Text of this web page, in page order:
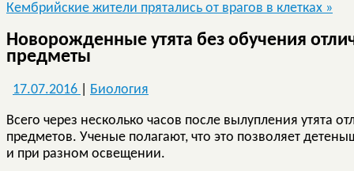
Кембрийские жители прятались от врагов в клетках »
Новорожденные утята без обучения
предметы
17.07.2016 Биология
Всего через несколько часов после вылупления утята
предметов. Ученые полагают, что это позволяет
и при разном освещении.